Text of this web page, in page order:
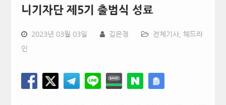
니기자단 제5기 출범식 성료
2023년 03월 03일 김은정 전체기사, 헤드라
인